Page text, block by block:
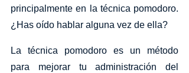
principalmente en la técnica pomodoro.
¿Has oído hablar alguna vez de ella?
La técnica pomodoro es un método
para mejorar tu administración del